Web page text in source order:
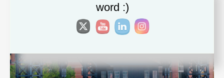
word :)